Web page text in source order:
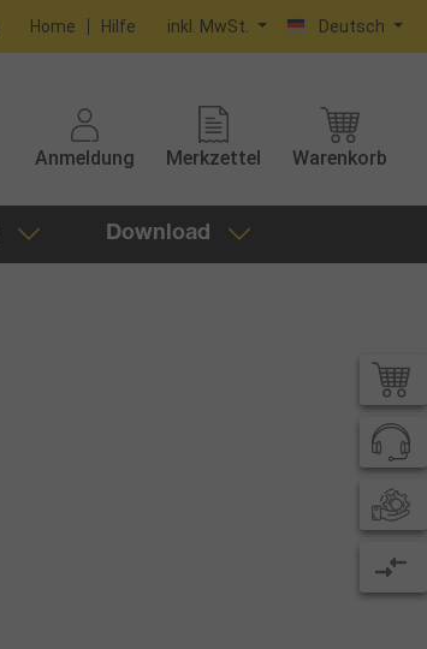
Home Hilfe inkl. MwSt. Deutsch
Anmeldung Merkzettel Warenkorb
Download